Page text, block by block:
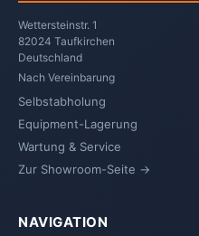
Wettersteinstr. 1
82024 Taufkirchen
Deutschland
Nach Vereinbarung
Selbstabholung
Equipment-Lagerung
Wartung & Service
Zur Showroom-Seite →
NAVIGATION